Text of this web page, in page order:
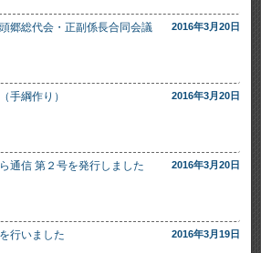
郷総代会・正副係長合同会議 2016年3月20日
手綱作り） 2016年3月20日
通信 第２号を発行しました 2016年3月20日
行いました 2016年3月19日